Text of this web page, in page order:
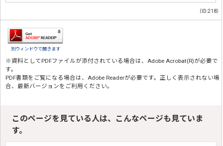
（ID:218）
別ウィンドウで開きます
※資料としてPDFファイルが添付されている場合は、 Adobe Acrobat(R)が必要で
す。
PDF書類をご覧になる場合は、 Adobe Readerが必要です。正しく表示されない場
合、最新バージョンをご利用ください。
このページを見ている人は、こんなページも見ていま
す。